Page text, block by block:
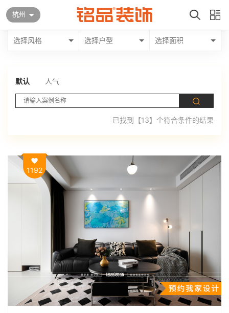
杭州
选择风格 选择户型 选择面积
默认 人气
已找到【13】个符合条件的结果
1192